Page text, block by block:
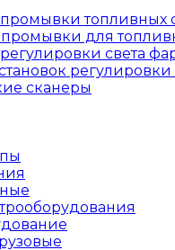
топливных
для
света
регулировки
сканеры